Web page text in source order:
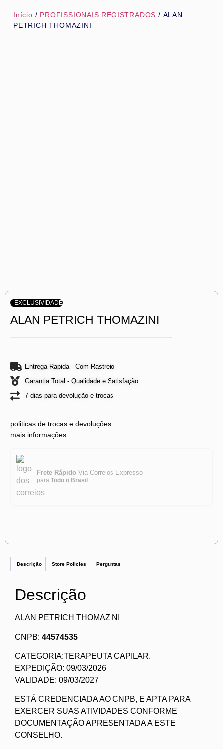
Início / PROFISSIONAIS REGISTRADOS / ALAN
PETRICH THOMAZINI
EXCLUSIVIDADE
ALAN PETRICH THOMAZINI
Entrega Rapida - Com Rastreio
Garantia Total - Qualidade e Satisfação
7 dias para devolução e trocas
politicas de trocas e devoluções
mais informações
Frete Rápido Via Correios Expresso
para Todo o Brasil
Descrição Store Policies Perguntas
Descrição
ALAN PETRICH THOMAZINI
CNPB: 44574535
CATEGORIA:TERAPEUTA CAPILAR.
EXPEDIÇÃO: 09/03/2026
VALIDADE: 09/03/2027
ESTÁ CREDENCIADA AO CNPB, E APTA PARA
EXERCER SUAS ATIVIDADES CONFORME
DOCUMENTAÇÃO APRESENTADA A ESTE
CONSELHO.